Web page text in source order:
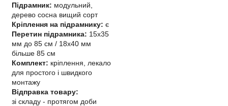
Підрамник: модульний,
дерево сосна вищий сорт
Кріплення на підрамнику: є
Перетин підрамника: 15х35
мм до 85 см / 18х40 мм
більше 85 см
Комплект: кріплення, лекало
для простого і швидкого
монтажу
Відправка товару:
зі складу - протягом доби